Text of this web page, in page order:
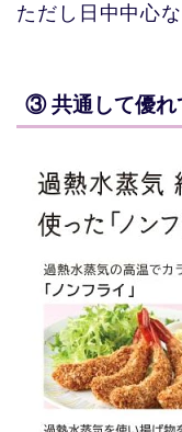
ただし日中中心
③ 共通して優れ